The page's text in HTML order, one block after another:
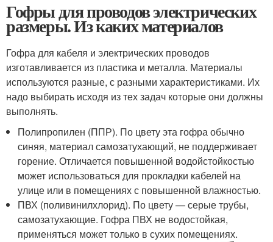
Гофры для проводов электрических
размеры. Из каких материалов
Гофра для кабеля и электрических проводов
изготавливается из пластика и металла. Материалы
используются разные, с разными характеристиками. Их
надо выбирать исходя из тех задач которые они должны
выполнять.
Полипропилен (ППР). По цвету эта гофра обычно
синяя, материал самозатухающий, не поддерживает
горение. Отличается повышенной водойстойкостью
может использоваться для прокладки кабелей на
улице или в помещениях с повышенной влажностью.
ПВХ (поливинилхлорид). По цвету — серые трубы,
самозатухающие. Гофра ПВХ не водостойкая,
применяться может только в сухих помещениях.